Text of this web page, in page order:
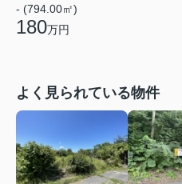
- (794.00㎡)
180万円
よく見られている物件